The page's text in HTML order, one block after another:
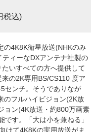
税込)
の4K8K衛星放送(NHKのみ
ィーなDXアンテナ社製の
いすべての方へ提供して
の2K専用BS/CS110 度ア
センチ。そうでありなが
のフルハイビジョン(2K放
ョン(4K放送・約800万画素
す。「大は小を兼ねる」
けて4K8Kの実用放送がま